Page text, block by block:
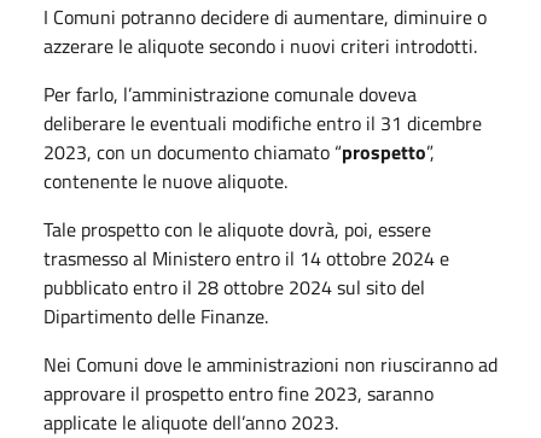
I Comuni potranno decidere di aumentare, diminuire o
azzerare le aliquote secondo i nuovi criteri introdotti.
Per farlo, l’amministrazione comunale doveva
deliberare le eventuali modifiche entro il 31 dicembre
2023, con un documento chiamato “prospetto”,
contenente le nuove aliquote.
Tale prospetto con le aliquote dovrà, poi, essere
trasmesso al Ministero entro il 14 ottobre 2024 e
pubblicato entro il 28 ottobre 2024 sul sito del
Dipartimento delle Finanze.
Nei Comuni dove le amministrazioni non riusciranno ad
approvare il prospetto entro fine 2023, saranno
applicate le aliquote dell’anno 2023.